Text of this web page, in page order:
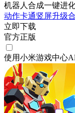
机器人合成一键进
动作卡通竖屏升级
立即下载
官方正版
使用小米游戏中心